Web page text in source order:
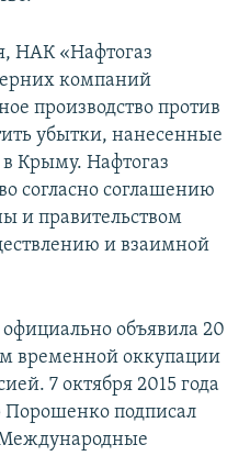
НАК «Нафтогаз
компаний
производство против
убытки, нанесенные
Крыму. Нафтогаз
согласно соглашению
и правительством
и взаимной
объявила 20
временной оккупации
7 октября 2015 года
подписал